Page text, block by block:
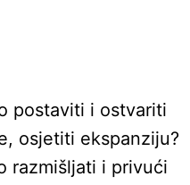
postaviti i ostvariti
osjetiti ekspanziju?
razmišljati i privući